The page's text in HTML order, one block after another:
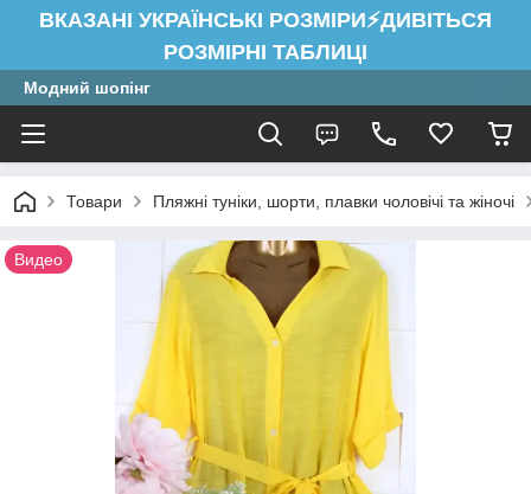
ВКАЗАНІ УКРАЇНСЬКІ РОЗМІРИ⚡ДИВІТЬСЯ
РОЗМІРНІ ТАБЛИЦІ
Модний шопінг
Товари Пляжні туніки, шорти, плавки чоловічі та жіночі
Видео